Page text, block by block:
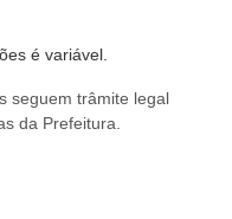
é variável.
seguem trâmite legal
da Prefeitura.